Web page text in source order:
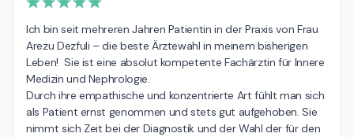
Ich bin seit mehreren Jahren Patientin in der Praxis von Frau
Arezu Dezfuli – die beste Ärztewahl in meinem bisherigen
Leben!  Sie ist eine absolut kompetente Fachärztin für Innere
Medizin und Nephrologie.
Durch ihre empathische und konzentrierte Art fühlt man sich
als Patient ernst genommen und stets gut aufgehoben. Sie
nimmt sich Zeit bei der Diagnostik und der Wahl der für den